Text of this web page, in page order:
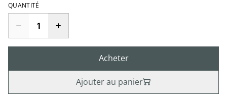
QUANTITÉ
Acheter
Ajouter au panier